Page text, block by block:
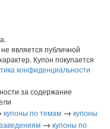
является публичной
Купон покупается
конфиденциальности
за содержание
купоны по темам → купоны
→ купоны по